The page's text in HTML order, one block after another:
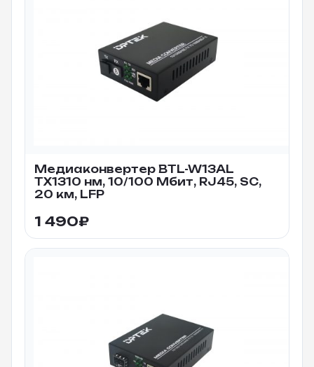
Медиаконвертер BTL-W13AL
TX1310 нм, 10/100 Мбит, RJ45, SC,
20 км, LFP
1 490₽